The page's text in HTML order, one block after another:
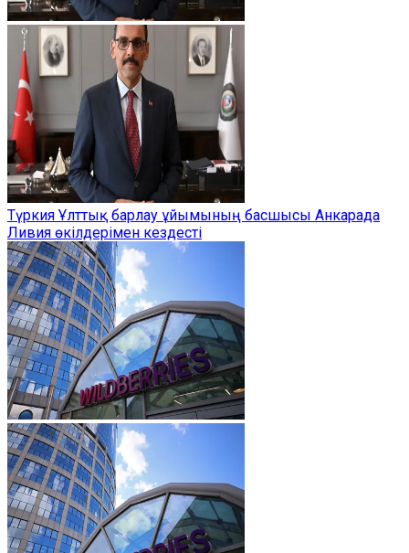
Түркия Ұлттық барлау ұйымының басшысы Анкарада
Ливия өкілдерімен кездесті